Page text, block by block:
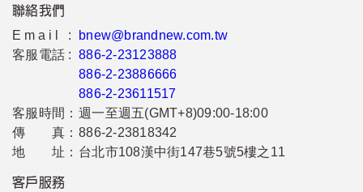
聯絡我們
Email :
bnew@brandnew.com.tw
客服電話 : 886-2-23123888
886-2-23886666
886-2-23611517
客服時間： 週一至週五(GMT+8)09:00-18:00
傳 真： 886-2-23818342
地 址： 台北市108漢中街147巷5號5樓之11
客戶服務